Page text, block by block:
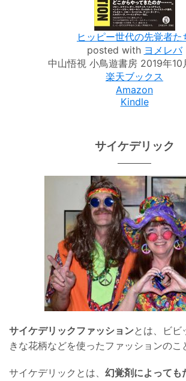
ヒッピー世代の先覚者た
posted with ヨメレバ
中山悟視 小鳥遊書房 2019年10
楽天ブックス
Amazon
Kindle
サイケデリック
サイケデリックファッションとは、ビビ
きな花柄などを使ったファッションのこ
サイケデリックとは、 幻覚剤によっても